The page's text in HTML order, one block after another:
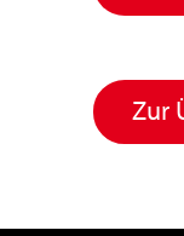
Zur